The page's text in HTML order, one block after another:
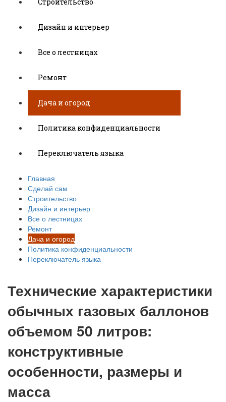
Дизайн и интерьер
Все о лестницах
Ремонт
Дача и огород
Политика конфиденциальности
Переключатель языка
Главная
Сделай сам
Строительство
Дизайн и интерьер
Все о лестницах
Ремонт
Дача и огород
Политика конфиденциальности
Переключатель языка
Технические характеристики
обычных газовых баллонов
объемом 50 литров:
конструктивные
особенности, размеры и
масса